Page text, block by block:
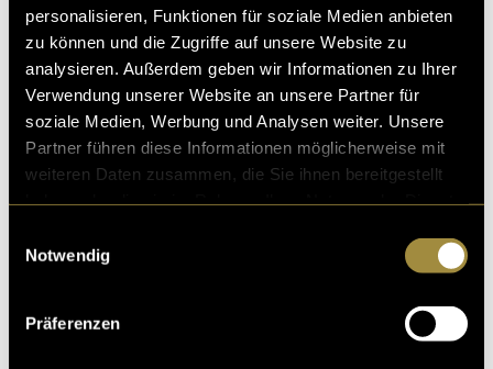
personalisieren, Funktionen für soziale Medien anbieten
zu können und die Zugriffe auf unsere Website zu
analysieren. Außerdem geben wir Informationen zu Ihrer
Verwendung unserer Website an unsere Partner für
soziale Medien, Werbung und Analysen weiter. Unsere
Partner führen diese Informationen möglicherweise mit
weiteren Daten zusammen, die Sie ihnen bereitgestellt
Notwendig
Präferenzen